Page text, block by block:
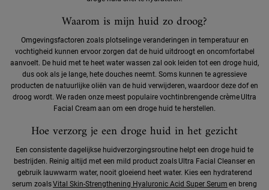
Waarom is mijn huid zo droog?
Omgevingsfactoren zoals plotselinge veranderingen in temperatuur en
vochtigheid kunnen ervoor zorgen dat de huid uitdroogt en oncomfortabel
aanvoelt. De huid met te heet water wassen zal ook leiden tot een droge huid,
dus ook als je lange, hete douches neemt. Soms kunnen te agressieve
producten de natuurlijke oliën van de huid verwijderen, waardoor deze dof en
droog wordt. We raden onze meest populaire vochtinbrengende crème Ultra
Facial Cream aan om een droge huid te herstellen.
Hoe verzorg je een droge huid in het gezicht
Een consistente dagelijkse huidverzorgingsroutine helpt een droge huid te
bestrijden. Reinig altijd met een mild product zoals Ultra Facial Cleanser en
gebruik lauwwarm water, nooit gloeiend heet water. Kies een hydraterend
serum zoalsVital Skin-Strengthening Hyaluronic Acid Super Serum en breng